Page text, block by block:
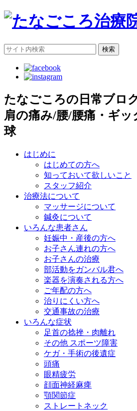
検索
たなごころの日常ブロ
肩の痛み/腰/腰痛・ギッ
球
はじめに
はじめての方へ
知っておいて欲しいこと
スタッフ紹介
治療法について
マッサージについて
鍼灸について
いろんな患者さん
妊娠中・産後の方へ
お子さん連れの方へ
お子さんの治療
部活動をガンバル君へ
楽器を演奏される方へ
ご年配の方へ
治りにくい方へ
交通事故の治療
いろんな症状
足首の捻挫・肉離れ
その他 スポーツ障害
ケガ・手術の後遺症
頭痛
眼精疲労
顔面神経麻痺
顎関節症
ストレートネック